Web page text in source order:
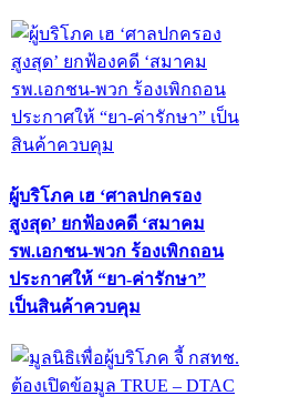
ผู้บริโภค เฮ ‘ศาลปกครอง
สูงสุด’ ยกฟ้องคดี ‘สมาคม
รพ.เอกชน-พวก ร้องเพิกถอน
ประกาศให้ “ยา-ค่ารักษา”
เป็นสินค้าควบคุม